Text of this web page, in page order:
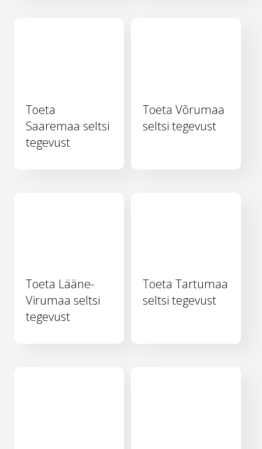
Toeta
Saaremaa seltsi
tegevust
Toeta Võrumaa
seltsi tegevust
Toeta Lääne-
Virumaa seltsi
tegevust
Toeta Tartumaa
seltsi tegevust